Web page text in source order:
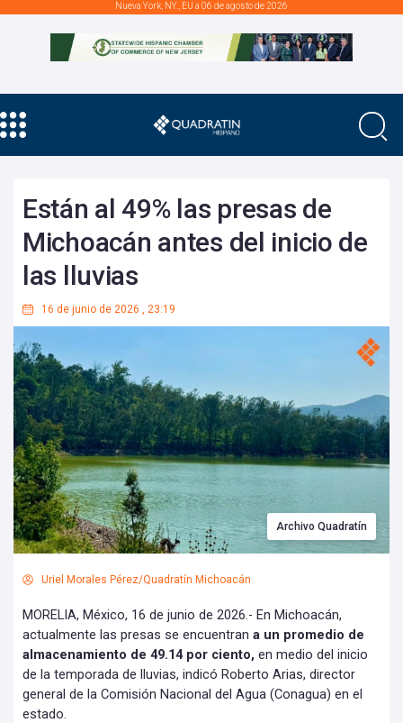
Nueva York, NY., EU a 06 de agosto de 2026
Están al 49% las presas de
Michoacán antes del inicio de
las lluvias
16 de junio de 2026 , 23:19
Archivo Quadratín
Uriel Morales Pérez/Quadratín Michoacán
MORELIA, México, 16 de junio de 2026.- En Michoacán,
actualmente las presas se encuentran a un promedio de
almacenamiento de 49.14 por ciento, en medio del inicio
de la temporada de lluvias, indicó Roberto Arias, director
general de la Comisión Nacional del Agua (Conagua) en el
estado.